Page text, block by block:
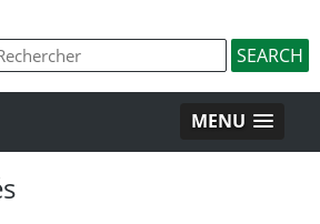
MENU